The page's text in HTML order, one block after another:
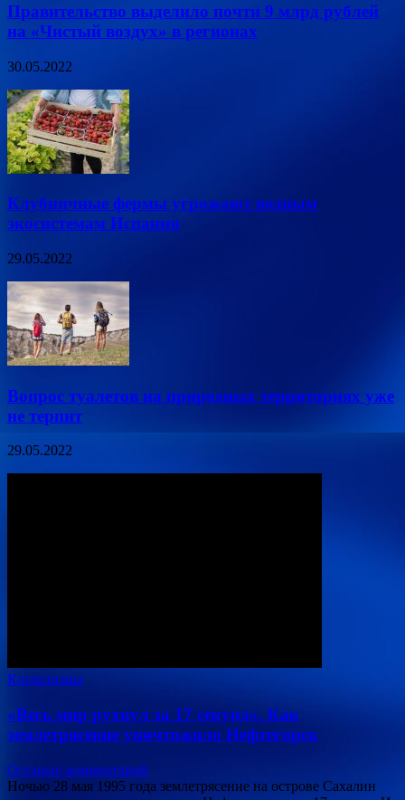
Правительство выделило почти 9 млрд рублей
на «Чистый воздух» в регионах
30.05.2022
Клубничные фермы угрожают водным
экосистемам Испании
29.05.2022
Вопрос туалетов на природных территориях уже
не терпит
29.05.2022
Катаклизмы
«Весь мир рухнул за 17 секунд». Как
землетрясение уничтожило Нефтегорск
Оставьте комментарий
Ночью 28 мая 1995 года землетрясение на острове Сахалин